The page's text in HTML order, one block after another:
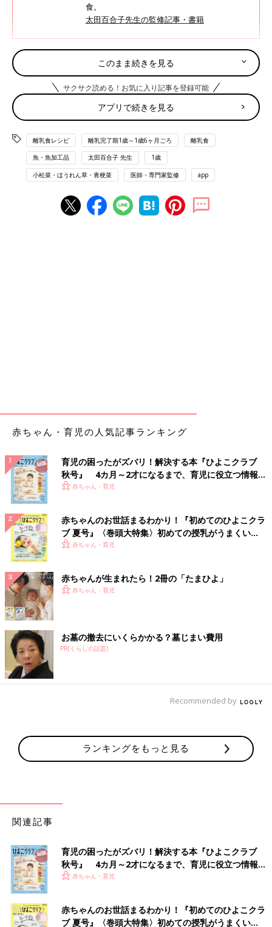
食。
太田百合子先生の監修記事・書籍
調理前にお読みください＜離乳食のお約束＞
離乳食の「下ごしらえ」の方法はここから確認してください
チンゲンサイと桜えびのスープ レシピ
びのスープ 」のレシピをご紹介。
ごろ）
とひき肉のうまみたっぷり「白菜スープ 」 離
乳食の副菜におすすめ。
●監修／太田百合子先生（管理栄養士）
●参照／初めてママ＆パパのための365日の離乳食カレンダー
初めてママ＆パパのための365日の離乳食カレンダ
ー
●初めてママ＆パパのための 365日の離乳食カレンダー
Amazonで見る
このまま続きを見る
サクサク読める！お気に入り記事を登録可能
アプリで続きを見る
離乳食レシピ 離乳完了期1歳～1歳6ヶ月ごろ 離乳食
魚・魚加工品 太田百合子 先生 1歳
小松菜・ほうれん草・青梗菜 医師・専門家監修 app
赤ちゃん・育児の人気記事ランキング
育児の困ったがズバリ！解決する本『ひよこクラブ
秋号』 4カ月～2才になるまで、育児に役立つ情報が
いっぱい！
赤ちゃん・育児
赤ちゃんのお世話まるわかり！『初めてのひよこクラ
ブ 夏号』〈巻頭大特集〉初めての授乳がうまくい
く！ おっぱい・ミルクの基本と夏のトラブル 解決テ
赤ちゃん・育児
赤ちゃんが生まれたら！2冊の「たまひよ」
赤ちゃん・育児
お墓の撤去にいくらかかる？墓じまい費用
PR(くらしの話題)
Recommended by
ランキングをもっと見る
関連記事
育児の困ったがズバリ！解決する本『ひよこクラブ
秋号』 4カ月～2才になるまで、育児に役立つ情報が
いっぱい！
赤ちゃん・育児
赤ちゃんのお世話まるわかり！『初めてのひよこクラ
ブ 夏号』〈巻頭大特集〉初めての授乳がうまくい